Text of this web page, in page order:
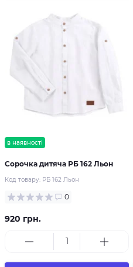
в наявності
Сорочка дитяча РБ 162 Льон
Код товару: РБ 162 Льон
0
920 грн.